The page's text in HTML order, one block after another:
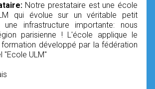
Notre prestataire est une école
qui évolue sur un véritable petit
infrastructure importante: nous
parisienne ! L'école applique le
développé par la fédération
"Ecole ULM"